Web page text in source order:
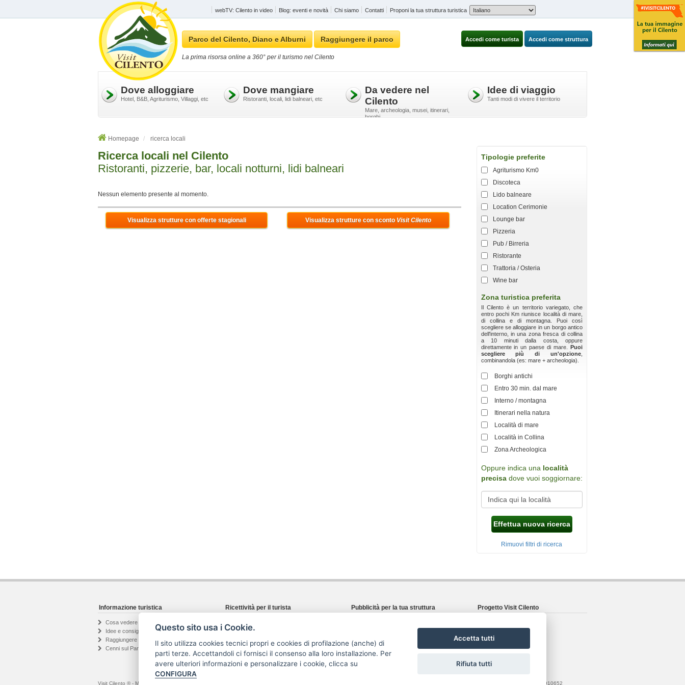
webTV: Cilento in video Blog: eventi e novità Chi siamo Contatti Proponi la tua struttura turistica
Parco del Cilento, Diano e Alburni Raggiungere il parco
La prima risorsa online a 360° per il turismo nel Cilento
Accedi come turista Accedi come struttura
Dove alloggiare
Hotel, B&B, Agriturismo, Villaggi, etc
Dove mangiare
Ristoranti, locali, lidi balneari, etc
Da vedere nel
Cilento
Mare, archeologia, musei, itinerari,
borghi
Idee di viaggio
Tanti modi di vivere il territorio
Homepage ricerca locali
Ricerca locali nel Cilento
Ristoranti, pizzerie, bar, locali notturni, lidi balneari
Nessun elemento presente al momento.
Visualizza strutture con offerte stagionali Visualizza strutture con sconto Visit Cilento
Tipologie preferite
Agriturismo Km0
Discoteca
Lido balneare
Location Cerimonie
Lounge bar
Pizzeria
Pub / Birreria
Ristorante
Trattoria / Osteria
Wine bar
Zona turistica preferita
Il Cilento è un territorio variegato, che
entro pochi Km riunisce località di mare,
di collina e di montagna. Puoi così
scegliere se alloggiare in un borgo antico
dell'interno, in una zona fresca di collina
a 10 minuti dalla costa, oppure
direttamente in un paese di mare. Puoi
scegliere più di un'opzione
combinandola (es: mare + archeologia).
Borghi antichi
Entro 30 min. dal mare
Interno / montagna
Itinerari nella natura
Località di mare
Località in Collina
Zona Archeologica
Oppure indica una località
precisadove vuoi soggiornare:
Effettua nuova ricerca
Rimuovi filtri di ricerca
Informazione turistica
Cosa vedere nel Cilento
Idee e consigli di viaggio
Raggiungere il Cilento
Cenni sul Parco Nazionale
Ricettività per il turista
Cerca dove mangiare
Eventi e novità turistiche
webTV: Cilento in video
Pubblicità per la tua struttura
Registrazione proprietario
Richiedi informazioni
Progetto Visit Cilento
Seguici su Facebook
Privacy & Cookie
Visit Cilento ® - Marchio registrato | Testi e foto presenti in questo sito web sono proprietà dei legittimi autori indicati, vietato l'utilizzo anche parziale | - P.IVA: 04201910652
Questo sito usa i Cookie.
Il sito utilizza cookies tecnici propri e cookies di profilazione (anche) di
parti terze. Accettandoli ci fornisci il consenso alla loro installazione. Per
avere ulteriori informazioni e personalizzare i cookie, clicca su
CONFIGURA
Accetta tutti
Rifiuta tutti